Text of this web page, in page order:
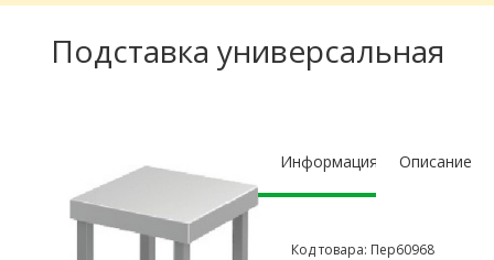
Подставка универсальная
Информация Описание
Код товара: Пер60968